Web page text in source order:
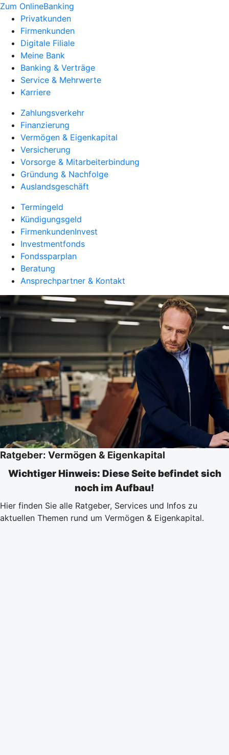
Zum OnlineBanking
Privatkunden
Firmenkunden
Digitale Filiale
Meine Bank
Banking & Verträge
Service & Mehrwerte
Karriere
Zahlungsverkehr
Finanzierung
Vermögen & Eigenkapital
Versicherung
Vorsorge & Mitarbeiterbindung
Gründung & Nachfolge
Auslandsgeschäft
Termingeld
Kündigungsgeld
FirmenkundenInvest
Investmentfonds
Fondssparplan
Beratung
Ansprechpartner & Kontakt
Ratgeber: Vermögen & Eigenkapital
Wichtiger Hinweis: Diese Seite befindet sich
noch im Aufbau!
Hier finden Sie alle Ratgeber, Services und Infos zu
aktuellen Themen rund um Vermögen & Eigenkapital.